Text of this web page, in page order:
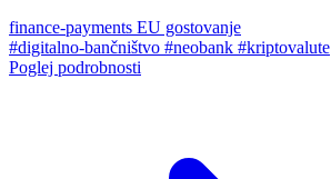
finance-payments EU gostovanje
#digitalno-bančništvo #neobank #kriptovalute
Poglej podrobnosti